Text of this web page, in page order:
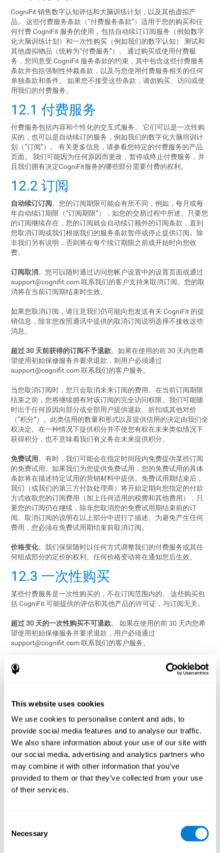
This website uses cookies
We use cookies to personalise content and ads, to
provide social media features and to analyse our traffic.
We also share information about your use of our site with
our social media, advertising and analytics partners who
may combine it with other information that you’ve
provided to them or that they’ve collected from your use
of their services.
Selection
Necessary
CogniFit 销售数字认知评估和大脑训练计划，以及其他虚拟产
品。 这些付费服务条款（“付费服务条款”）适用于您的购买和任
何付费 CogniFit 服务的使用，包括自动续订订阅服务（例如数字
化大脑训练计划）和一次性购买（例如我们的数字认知） 测试和
其他虚拟物品（统称为“付费服务”）。 通过购买或使用付费服
务，您同意受 CogniFit 服务条款的约束，其中包含这些付费服务
条款并包括强制性仲裁条款，以及与您使用付费服务相关的任何
单独条款和条件。 如果您不接受这些条款，请勿购买、访问或使
用我们的付费服务。
12.1 付费服务
付费服务包括内容和个性化的交互式服务。 它们可以是一次性购
买的，也可以是自动续订的服务，例如我们的数字化大脑培训计
划（“订阅”）。 有关更多信息，请参看您特定的付费服务的产品
页面。 我们可能因为任何原因而更改，暂停或终止付费服务，并
且我们拥有决定CogniFit服务的哪些部分需要付费的权利。
12.2 订阅
自动续订订阅 。您的订阅期限可能会有所不同，例如，每月或每
年自动续订期限（“订阅期限”），如您的交易过程中所述。只要您
的订阅继续存在，您的订阅就会自动续订额外的订阅条款，直到
您取消订阅或我们根据我们的服务条款暂停或停止提供订阅。除
非我们另有说明，否则将在每个续订期限之前或开始时向您收
费。
订阅取消。您可以随时通过访问您帐户设置中的设置页面或通过
support@cognifit.com联系我们的客户支持来取消订阅。您的取
消将在当前订阅期结束时生效。
如果您取消订阅，请注意我们仍可能向您发送有关 CogniFit 的促
销信息，除非您按照通讯中提供的取消订阅说明选择不接收这些
消息。
超过 30 天前获得的订阅不予退款。如果在使用的前 30 天内您希
望使用初始保修服务并要求退款，则用户必须通过
support@cognifit.com联系我们的客户服务。
当您取消订阅时，您只会取消未来订阅的费用。在当前订阅期限
结束之前，您将继续拥有对该订阅的完全访问权限。我们可能随
时出于任何原因向部分或全部用户提供退款、折扣或其他对价
（“积分”）。此类信用的数量和形式以及提供信用的决定由我们全
权决定。在一种情况下提供积分并不使您有权在未来类似情况下
获得积分，也不意味着我们有义务在未来提供积分。
免费试用 。有时，我们可能会在指定时间段内免费提供某些订阅
的免费试用。如果我们为您提供免费试用，您的免费试用的具体
条款将在描述特定试用的营销材料中提供。免费试用期结束后，
我们（或我们的第三方付款处理商）将开始定期向您指定的付款
方式收取您的订阅费用（加上任何适用的税费和其他费用），只
要您的订阅仍在继续，除非您取消您的免费试用期结束前的订
阅。取消订阅的说明在以上部分中进行了描述。为避免产生任何
费用，您必须在免费试用期结束前取消订阅。
价格变化。我们保留随时以任何方式调整我们的付费服务或其任
何组成部分的定价的权利。任何价格变动将在通知您后生效。
12.3 一次性购买
某些付费服务是一次性购买的，不在订阅范围内的。 这些购买包
括 CogniFit 可能提供的评估和其他产品的许可证，与订阅无关。
超过 30 天的一次性购买不可退款。 如果在使用的前 30 天内您希
望使用初始保修服务并要求退款，用户必须通过
support@cognifit.com联系我们的客户服务。
您的购买与对访问和使用服务中的此类内容或功能的有限的、不
可转让的许可的付款相关联。
您授权CogniFit对您选择的付费服务收取费用。 您提供给我们我
们接受的付款方式，即表示您声明并保证您被授权使用指定的付
款方式，并且您授权我们（或我们的第三方付款处理方）向您提
供的付款方式收取您购买的总金额（ 包括任何适用的税金和其他
费用）。 如果付款方式无法通过验证，无效或无法接受，那么您
的付费服务可能会被暂停或取消。 我们遇到的与您选择的付款方
式有关的任何问题必须得到解决才能继续使用服务。
请注意，如果您接受促销优惠或付费服务有所更改，那么账单的
12.5 声明，保证和合同